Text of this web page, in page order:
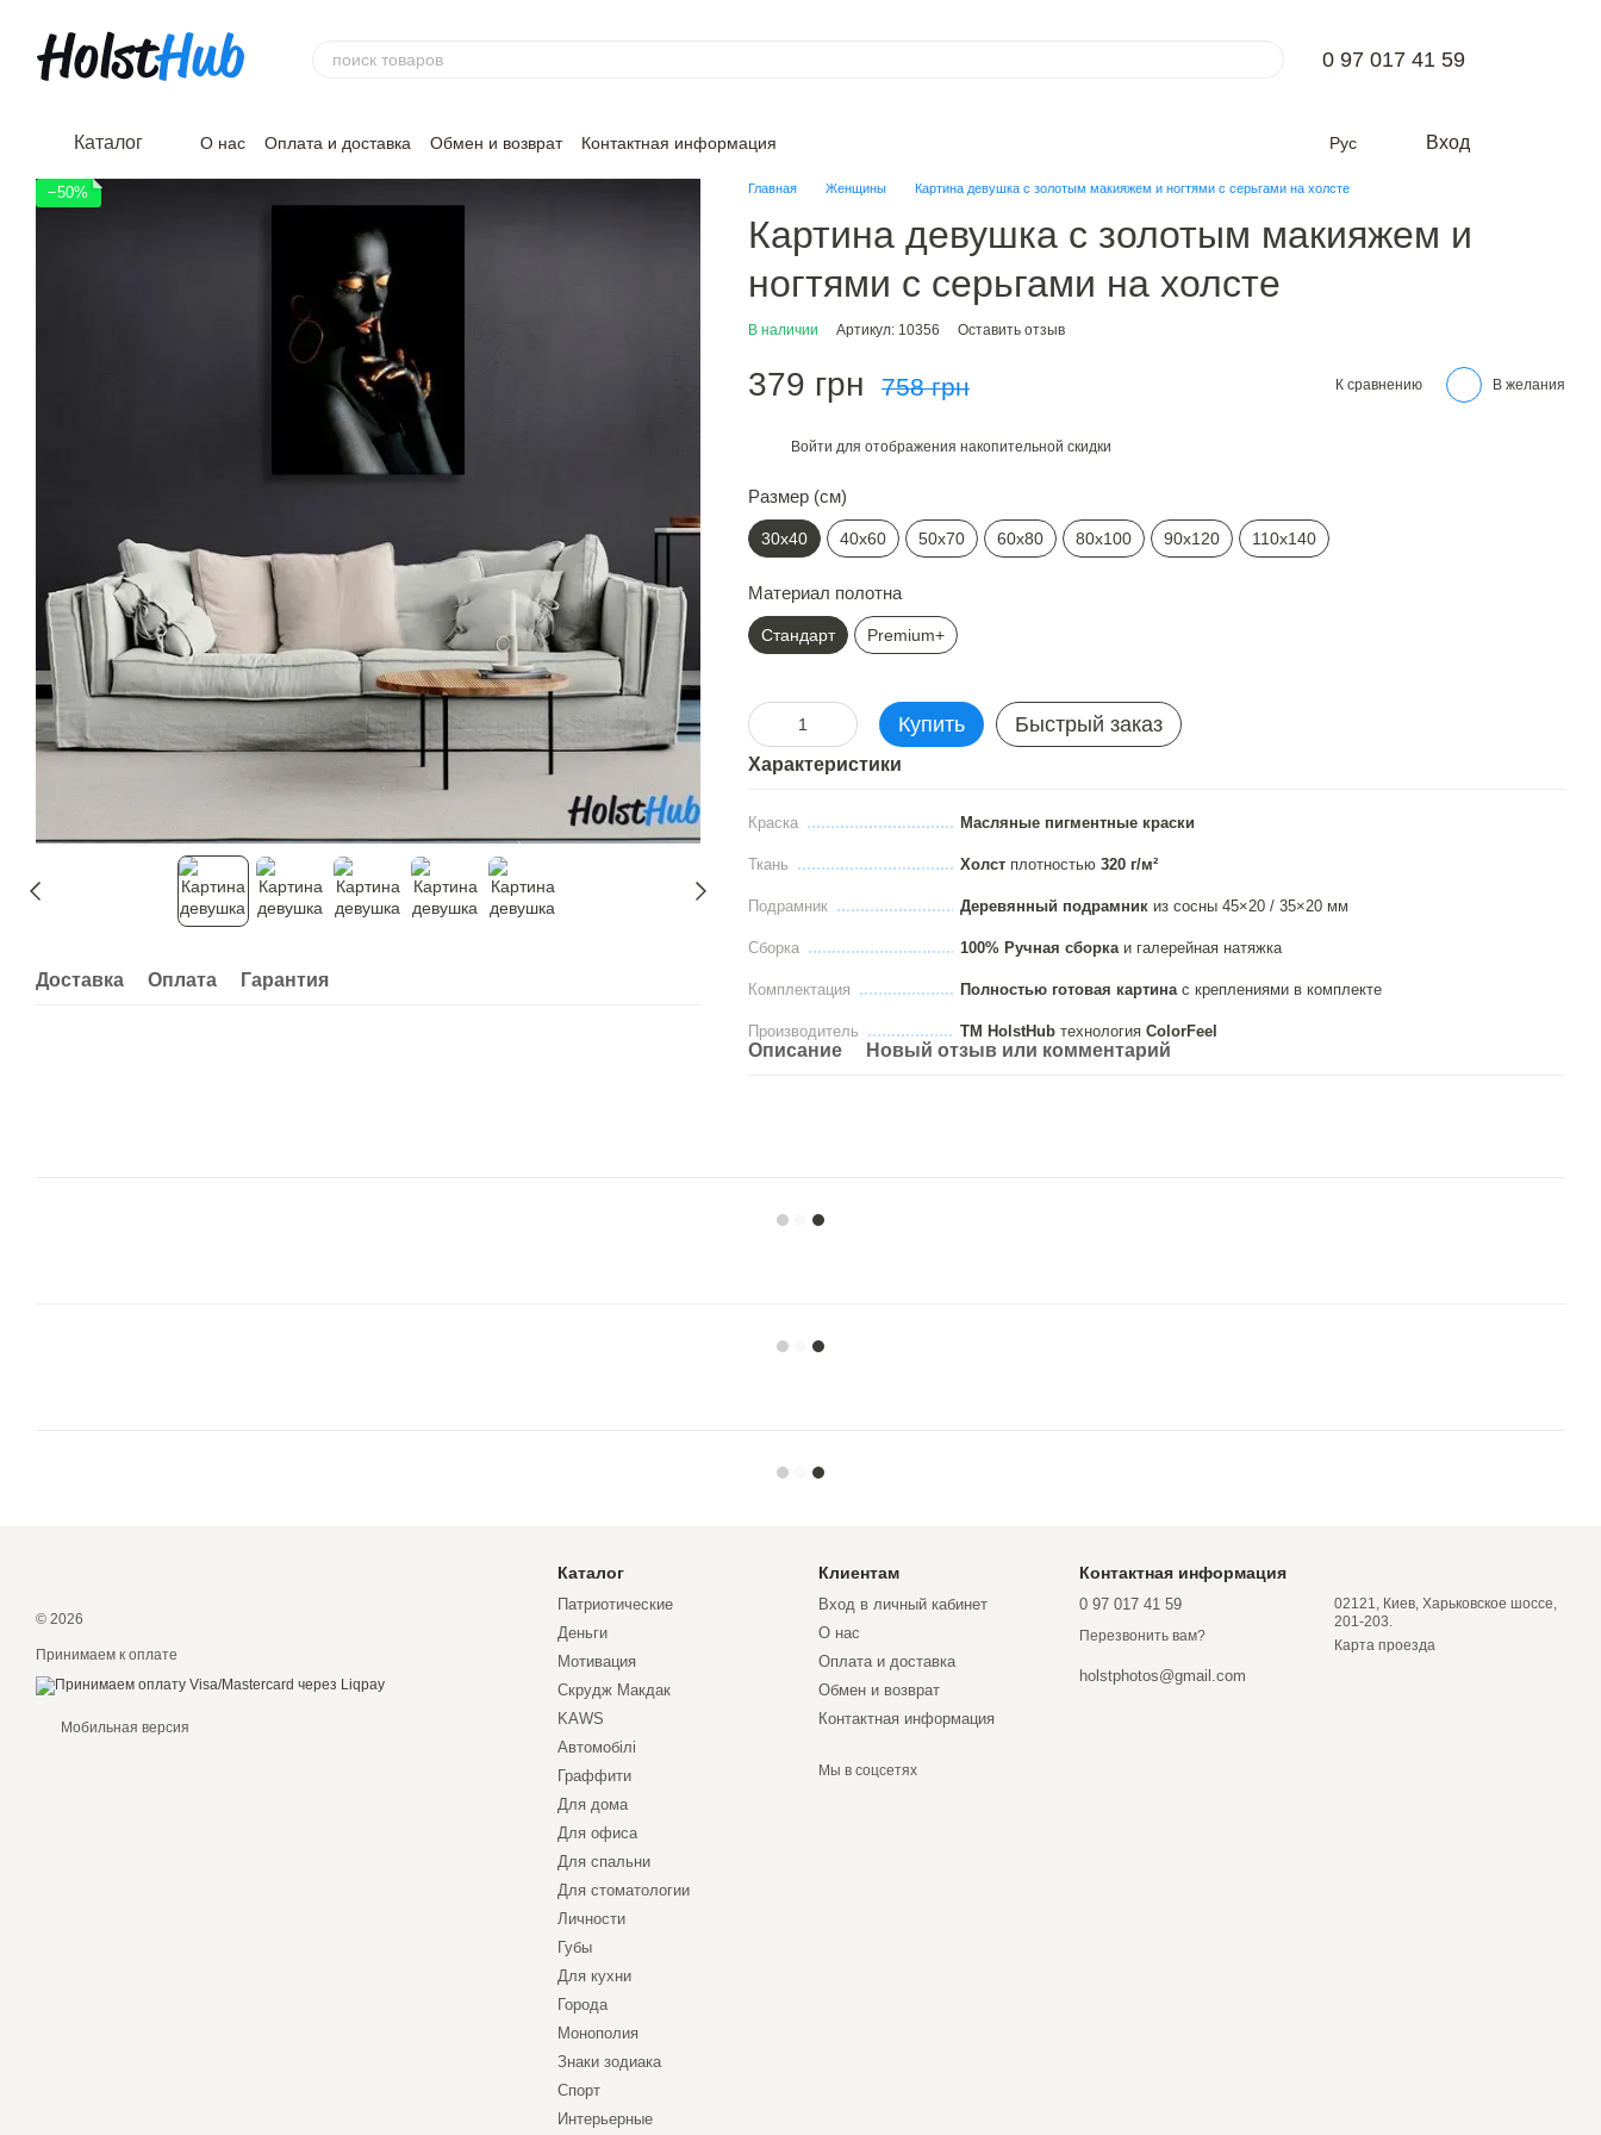
0 97 017 41 59
Каталог О нас Оплата и доставка Обмен и возврат Контактная информация Рус Вход
−50%
Доставка Оплата Гарантия
Главная Женщины Картина девушка с золотым макияжем и ногтями с серьгами на холсте
Картина девушка с золотым макияжем и
ногтями с серьгами на холсте
В наличии Артикул: 10356 Оставить отзыв
379 грн 758 грн К сравнению В желания
Войти для отображения накопительной скидки
Размер (см)
30х40 40х60 50х70 60х80 80х100 90х120 110х140
Материал полотна
Стандарт Premium+
Купить Быстрый заказ
Характеристики
Краска Масляные пигментные краски
Ткань Холстплотностью 320 г/м²
Подрамник Деревянный подрамникиз сосны 45×20 / 35×20 мм
Сборка 100% Ручная сборкаи галерейная натяжка
Комплектация Полностью готовая картинас креплениями в комплекте
Производитель ТМ HolstHubтехнология ColorFeel
Описание Новый отзыв или комментарий
© 2026
Принимаем к оплате
Мобильная версия
Каталог
Патриотические
Деньги
Мотивация
Скрудж Макдак
KAWS
Автомобілі
Граффити
Для дома
Для офиса
Для спальни
Для стоматологии
Личности
Губы
Для кухни
Города
Монополия
Знаки зодиака
Спорт
Интерьерные
Клиентам
Вход в личный кабинет
О нас
Оплата и доставка
Обмен и возврат
Контактная информация
Мы в соцсетях
Контактная информация
0 97 017 41 59
Перезвонить вам?
holstphotos@gmail.com
02121, Киев, Харьковское шоссе,
201-203.
Карта проезда